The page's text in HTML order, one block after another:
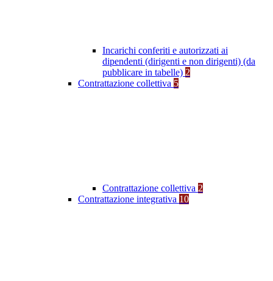
Incarichi conferiti e autorizzati ai
dipendenti (dirigenti e non dirigenti) (da
pubblicare in tabelle) 2
Contrattazione collettiva 5
Contrattazione collettiva 2
Contrattazione integrativa 10